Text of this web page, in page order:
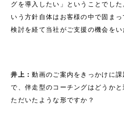
グを導入したい」ということでし
いう方針自体はお客様の中で固ま
検討を経て当社がご支援の機会をい
井上：動画のご案内をきっかけに
で、伴走型のコーチングはどうか
ただいたような形ですか？